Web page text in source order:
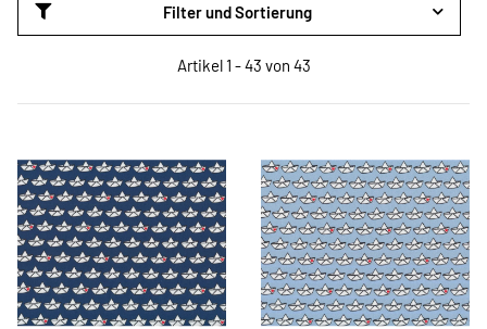
Filter und Sortierung
Artikel 1 - 43 von 43